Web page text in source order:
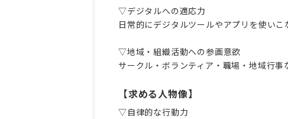
▽デジタルへの適応力
日常的にデジタルツールやアプリを使い
▽地域・組織活動への参画意欲
サークル・ボランティア・職場・地域行
【求める人物像】
▽自律的な行動力